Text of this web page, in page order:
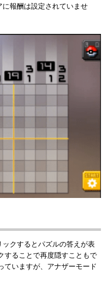
報酬は設定されていませ
クするとパズルの答えが表
することで再度隠すこともで
ていますが、アナザーモード